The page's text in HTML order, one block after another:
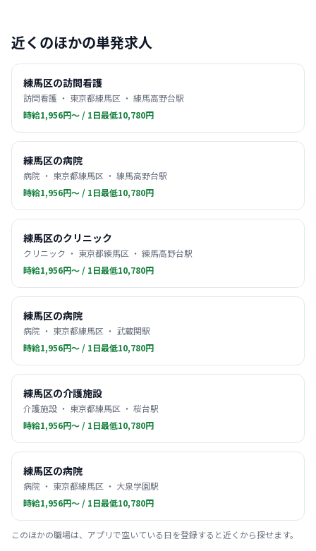
近くのほかの単発求人
練馬区の訪問看護
訪問看護 ・ 東京都練馬区 ・ 練馬高野台駅
時給1,956円〜 / 1日最低10,780円
練馬区の病院
病院 ・ 東京都練馬区 ・ 練馬高野台駅
時給1,956円〜 / 1日最低10,780円
練馬区のクリニック
クリニック ・ 東京都練馬区 ・ 練馬高野台駅
時給1,956円〜 / 1日最低10,780円
練馬区の病院
病院 ・ 東京都練馬区 ・ 武蔵関駅
時給1,956円〜 / 1日最低10,780円
練馬区の介護施設
介護施設 ・ 東京都練馬区 ・ 桜台駅
時給1,956円〜 / 1日最低10,780円
練馬区の病院
病院 ・ 東京都練馬区 ・ 大泉学園駅
時給1,956円〜 / 1日最低10,780円
このほかの職場は、アプリで空いている日を登録すると近くから探せます。